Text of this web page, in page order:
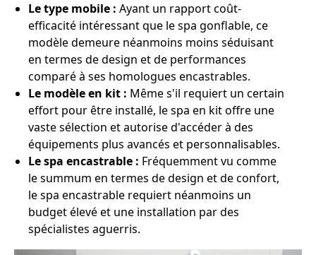
Le type mobile : Ayant un rapport coût-
efficacité intéressant que le spa gonflable, ce
modèle demeure néanmoins moins séduisant
en termes de design et de performances
comparé à ses homologues encastrables.
Le modèle en kit : Même s'il requiert un certain
effort pour être installé, le spa en kit offre une
vaste sélection et autorise d'accéder à des
équipements plus avancés et personnalisables.
Le spa encastrable : Fréquemment vu comme
le summum en termes de design et de confort,
le spa encastrable requiert néanmoins un
budget élevé et une installation par des
spécialistes aguerris.